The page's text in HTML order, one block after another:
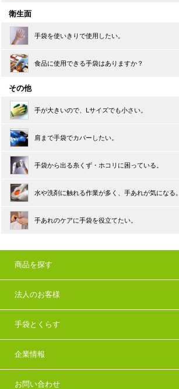
衛生面
手袋を使いきりで使用したい。
食品に使用できる手袋はありますか？
その他
手が大きいので、Lサイズでも小さい。
肩まで手袋でカバーしたい。
手袋から出る糸くず・ホコリに困っている。
水や洗剤に触れる作業が多く、手あれが気になる。
手あれのケアに手袋を役立てたい。
商品を探す
法人のお客様
手袋とくらす
企業情報
お問い合わせ